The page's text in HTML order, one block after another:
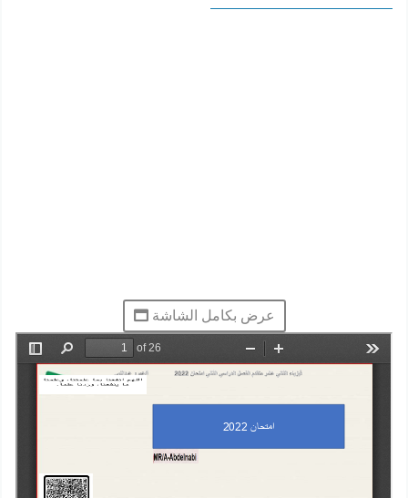
عرض بكامل الشاشة